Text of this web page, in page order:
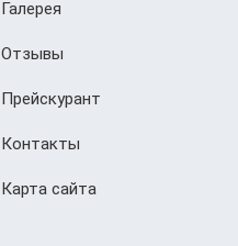
Галерея
Отзывы
Прейскурант
Контакты
Карта сайта